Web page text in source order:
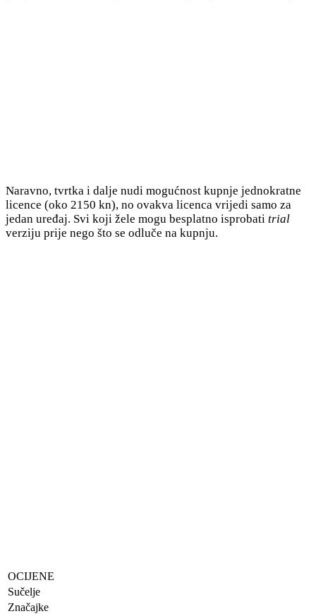
Naravno, tvrtka i dalje nudi mogućnost kupnje jednokratne
licence (oko 2150 kn), no ovakva licenca vrijedi samo za
jedan uređaj. Svi koji žele mogu besplatno isprobati trial
verziju prije nego što se odluče na kupnju.
OCIJENE
Sučelje
Značajke